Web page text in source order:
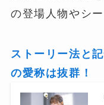
の登場人物やシ
ストーリー法と
の愛称は抜群！